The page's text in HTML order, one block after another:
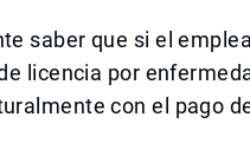
saber que si el
licencia por
con el pago